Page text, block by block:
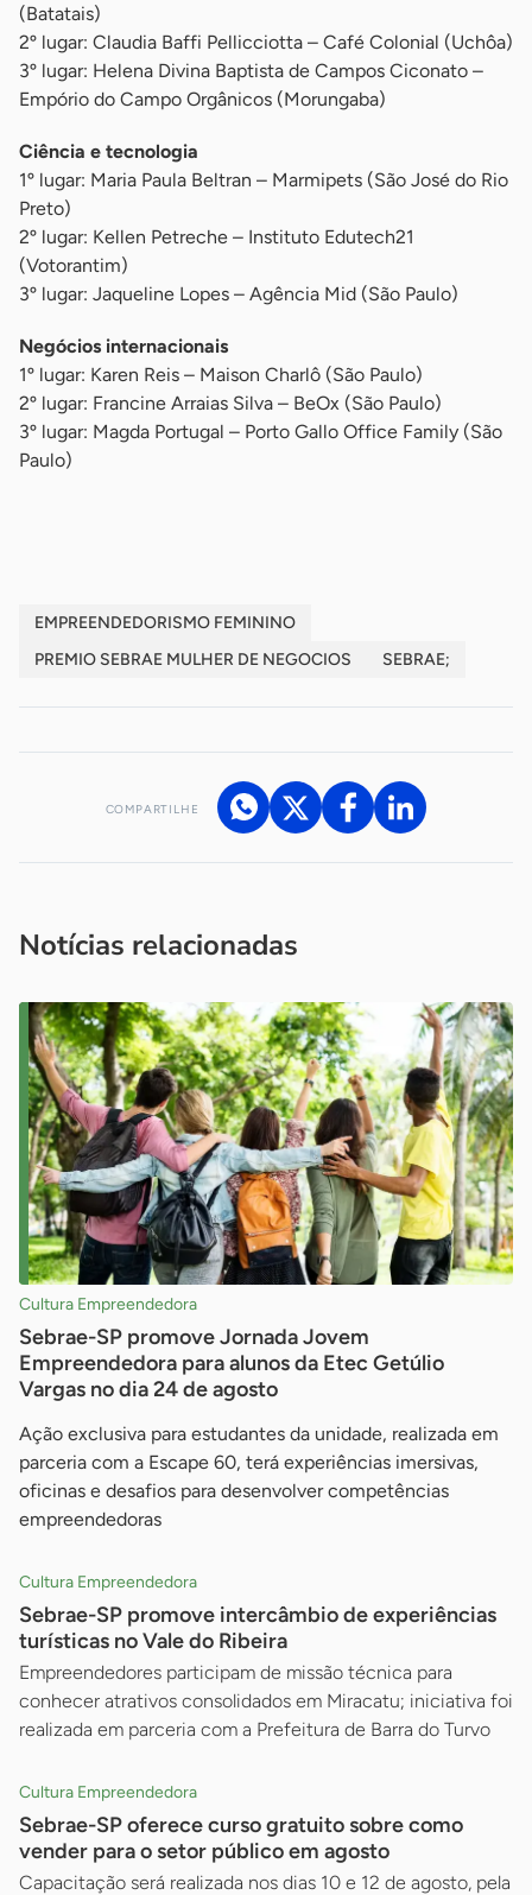
(Batatais)
2º lugar: Claudia Baffi Pellicciotta – Café Colonial (Uchôa)
3º lugar: Helena Divina Baptista de Campos Ciconato –
Empório do Campo Orgânicos (Morungaba)
Ciência e tecnologia
1º lugar: Maria Paula Beltran – Marmipets (São José do Rio
Preto)
2º lugar: Kellen Petreche – Instituto Edutech21
(Votorantim)
3º lugar: Jaqueline Lopes – Agência Mid (São Paulo)
Negócios internacionais
1º lugar: Karen Reis – Maison Charlô (São Paulo)
2º lugar: Francine Arraias Silva – BeOx (São Paulo)
3º lugar: Magda Portugal – Porto Gallo Office Family (São
Paulo)
EMPREENDEDORISMO FEMININO
PREMIO SEBRAE MULHER DE NEGOCIOS
SEBRAE;
COMPARTILHE
Notícias relacionadas
Cultura Empreendedora
Sebrae-SP promove Jornada Jovem
Empreendedora para alunos da Etec Getúlio
Vargas no dia 24 de agosto
Ação exclusiva para estudantes da unidade, realizada em
parceria com a Escape 60, terá experiências imersivas,
oficinas e desafios para desenvolver competências
empreendedoras
Cultura Empreendedora
Sebrae-SP promove intercâmbio de experiências
turísticas no Vale do Ribeira
Empreendedores participam de missão técnica para
conhecer atrativos consolidados em Miracatu; iniciativa foi
realizada em parceria com a Prefeitura de Barra do Turvo
Cultura Empreendedora
Sebrae-SP oferece curso gratuito sobre como
vender para o setor público em agosto
Capacitação será realizada nos dias 10 e 12 de agosto, pela